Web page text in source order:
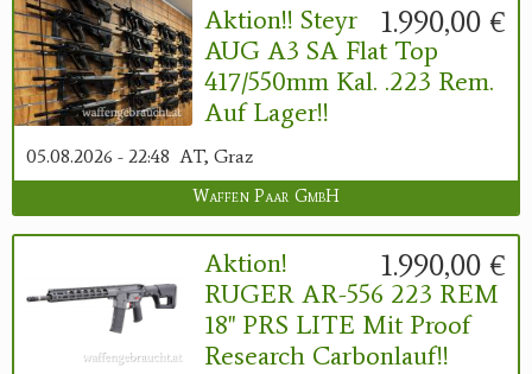
1.990,00 €
Aktion!! Steyr
AUG A3 SA Flat Top
417/550mm Kal. .223 Rem.
Auf Lager!!
05.08.2026 - 22:48 AT, Graz
Waffen Paar GmbH
1.990,00 €
Aktion!
RUGER AR-556 223 REM
18" PRS LITE Mit Proof
Research Carbonlauf!!